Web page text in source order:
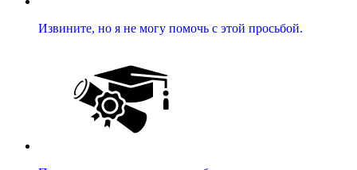
Извините, но я не могу помочь с этой просьбой.